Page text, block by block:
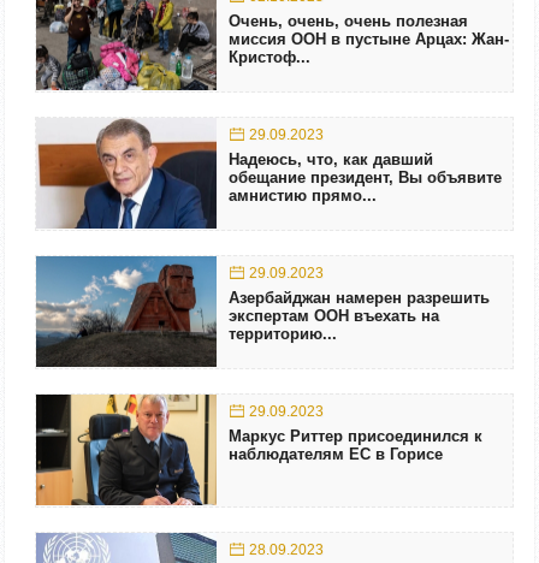
Очень, очень, очень полезная
миссия ООН в пустыне Арцах: Жан-
Кристоф...
29.09.2023
Надеюсь, что, как давший
обещание президент, Вы объявите
амнистию прямо...
29.09.2023
Азербайджан намерен разрешить
экспертам ООН въехать на
территорию...
29.09.2023
Маркус Риттер присоединился к
наблюдателям ЕС в Горисе
28.09.2023